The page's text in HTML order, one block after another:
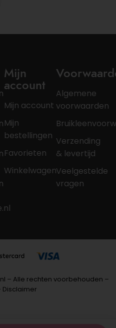
Mijn
account
Mijn account
Mijn
bestellingen
Favorieten
Winkelwagen
Algemene
voorwaarden
Verzending
& levertijd
Veelgestelde
vragen
– Alle rechten voorbehouden –